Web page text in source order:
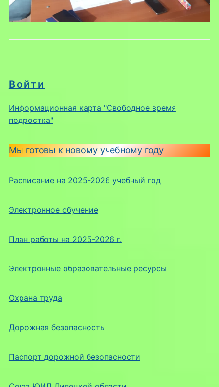
Войти
Информационная карта "Свободное время
подростка"
Мы готовы к новому учебному году
Расписание на 2025-2026 учебный год
Электронное обучение
План работы на 2025-2026 г.
Электронные образовательные ресурсы
Охрана труда
Дорожная безопасность
Паспорт дорожной безопасности